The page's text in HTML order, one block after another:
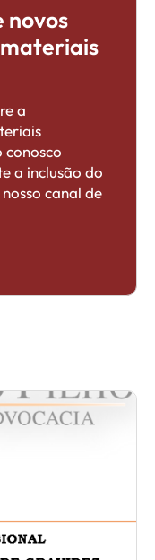
novos
a
conosco
a inclusão do
canal de